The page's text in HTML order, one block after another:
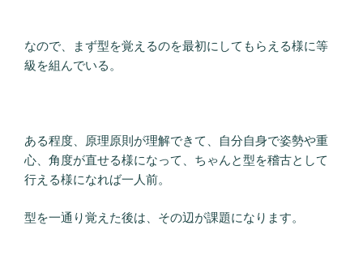
なので、まず型を覚えるのを最初にしてもらえる様に等
級を組んでいる。
ある程度、原理原則が理解できて、自分自身で姿勢や重
心、角度が直せる様になって、ちゃんと型を稽古として
行える様になれば一人前。
型を一通り覚えた後は、その辺が課題になります。